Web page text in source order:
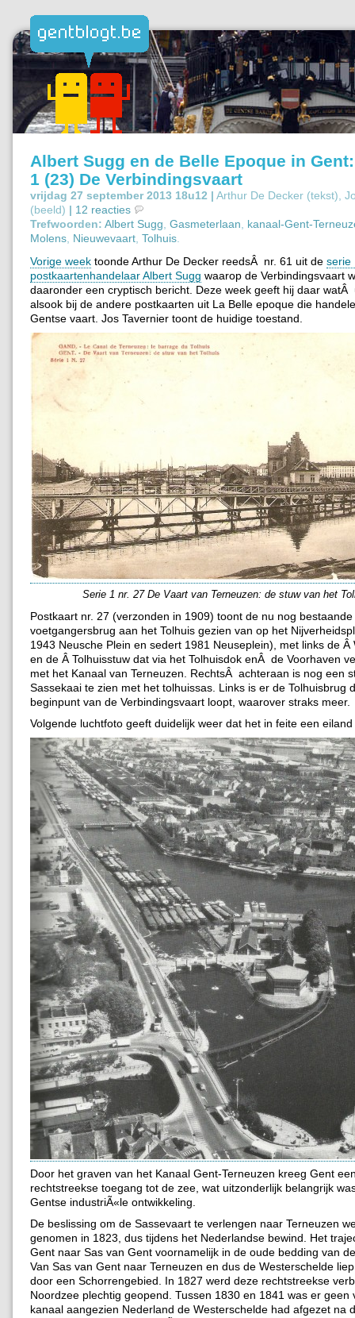
Albert Sugg en de Belle Epoque in
1 (23) De Verbindingsvaart
vrijdag 27 september 2013 18u12 | Arthur De Decker (tekst),
(beeld) | 12 reacties
Trefwoorden: Albert Sugg Gasmeterlaan
kanaal-Gent-
Molens Nieuwevaart Tolhuis
Vorige week toonde Arthur De Decker reedsÂ nr. 61 uit de serie
postkaartenhandelaar Albert Sugg waarop de Verbindingsvaart
daaronder een cryptisch bericht. Deze week geeft hij daar watÂ
alsook bij de andere postkaarten uit La Belle epoque die
Gentse vaart. Jos Tavernier toont de huidige toestand.
Serie 1 nr. 27 De Vaart van Terneuzen: de stuw van het
Postkaart nr. 27 (verzonden in 1909) toont de nu nog bestaande
voetgangersbrug aan het Tolhuis gezien van op het
1943 Neusche Plein en sedert 1981 Neuseplein), met links de Â
en de Â Tolhuisstuw dat via het Tolhuisdok enÂ de Voorhaven
met het Kanaal van Terneuzen. RechtsÂ achteraan is nog een
Sassekaai te zien met het tolhuissas. Links is er de Tolhuisbrug
beginpunt van de Verbindingsvaart loopt, waarover straks meer.
Volgende luchtfoto geeft duidelijk weer dat het in feite een
Door het graven van het Kanaal Gent-Terneuzen kreeg Gent
rechtstreekse toegang tot de zee, wat uitzonderlijk belangrijk
Gentse industriÃ«le ontwikkeling.
De beslissing om de Sassevaart te verlengen naar Terneuzen
genomen in 1823, dus tijdens het Nederlandse bewind. Het
Gent naar Sas van Gent voornamelijk in de oude bedding van
Van Sas van Gent naar Terneuzen en dus de Westerschelde
door een Schorrengebied. In 1827 werd deze rechtstreekse
Noordzee plechtig geopend. Tussen 1830 en 1841 was er geen
kanaal aangezien Nederland de Westerschelde had afgezet na